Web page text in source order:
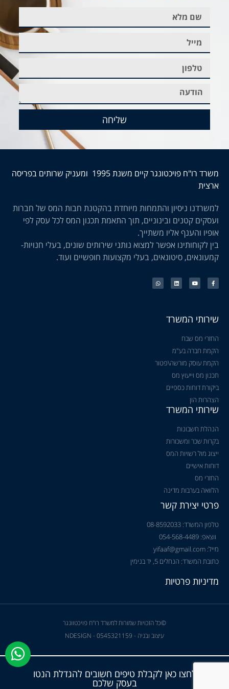
שליחה
משרד רו"ח פויכטונגר קיים משנת 1995 ומעניק שרותים בפריסה
ארצית
למשרדנו ניסיון והתמחות מיוחדת בהקטנת חבות המס של חברות
ועסקים קטנים ובינוניים, תוך התאמת תכנון המס לכל עסק לפי
אופיו והענף אליו משתייך.
בין לקוחותינו אפשר למצוא נותני שירותים שונים, בעלי חנויות-
קמעונאים, סיטונאים, בעלי מקצועות חופשיים ועוד.
שירותי המשרד
החזרי מס שבח
הקמת חברה בע"מ
הקמת עוסק מורשה\פטור
תכנון מס וייעוץ מס
ביקורת דוחות כספיים
הצהרות הון
שירותי המשרד
הנהלת חשבונות
בקרות שכר ומשכורות
ייצוג מול רשויות המס
דוחות אישיים
החזרי מס
הלוואה בערבות מדינה
פרטי יצירת קשר
טלפון המשרד: 08-8592033
ווצאפ: 054-568-4489
מייל: yifaaf@gmail.com
כתובת המשרד: הנחלים 5, יד בנימין
מדיניות פרטיות
©כל הזכויות שמורות למשרד רו"ח פויכטוונגר
עיצוב ובניה - NDESIGN - 0545321159
לחצו כאן לקבלת טיפים חשובים להגדלת הנטו
בעסק שלכם